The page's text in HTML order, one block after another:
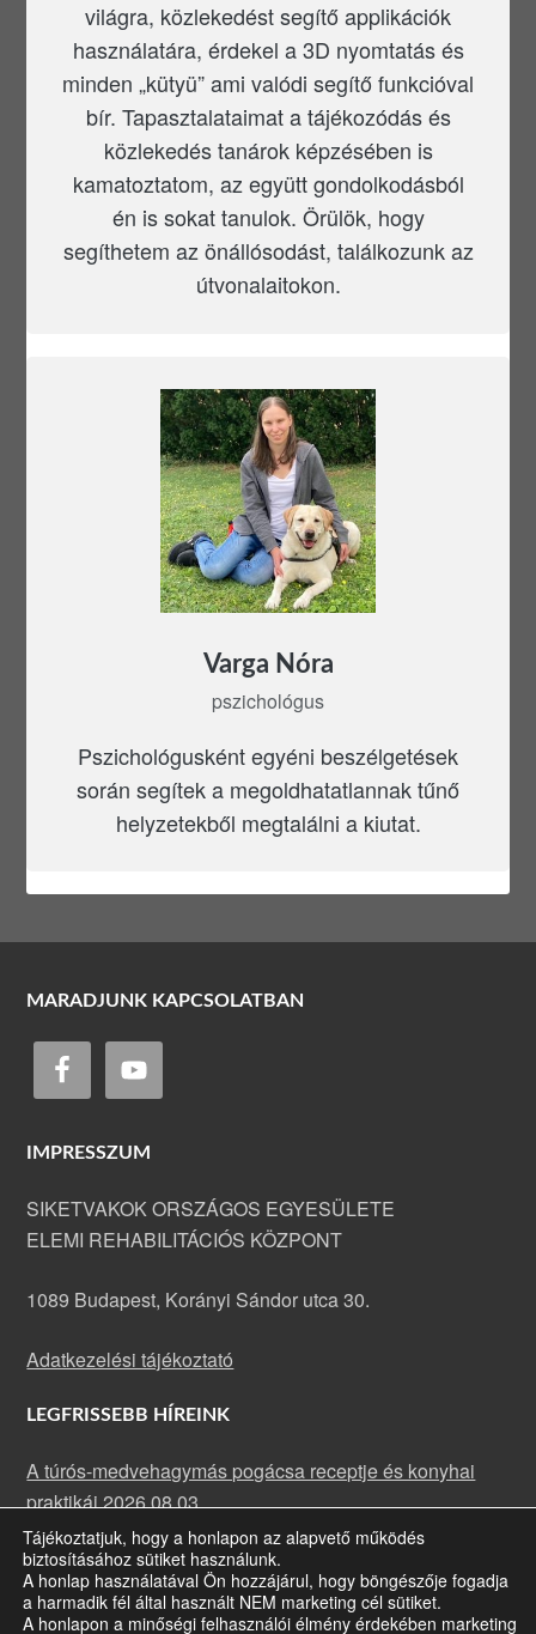
világra, közlekedést segítő applikációk
használatára, érdekel a 3D nyomtatás és
minden „kütyü” ami valódi segítő funkcióval
bír. Tapasztalataimat a tájékozódás és
közlekedés tanárok képzésében is
kamatoztatom, az együtt gondolkodásból
én is sokat tanulok. Örülök, hogy
segíthetem az önállósodást, találkozunk az
útvonalaitokon.
Varga Nóra
pszichológus
Pszichológusként egyéni beszélgetések
során segítek a megoldhatatlannak tűnő
helyzetekből megtalálni a kiutat.
MARADJUNK KAPCSOLATBAN
IMPRESSZUM
SIKETVAKOK ORSZÁGOS EGYESÜLETE
ELEMI REHABILITÁCIÓS KÖZPONT
1089 Budapest, Korányi Sándor utca 30.
Adatkezelési tájékoztató
LEGFRISSEBB HÍREINK
A túrós-medvehagymás pogácsa receptje és konyhai
praktikái2026.08.03.
A rakott karfiol receptje és konyhai praktikái2026.07.13.
Májusi rehabilitációs klub: fókuszban a szemünk
egészsége2026.07.09.
Tájékoztatjuk, hogy a honlapon az alapvető működés
biztosításához sütiket használunk.
A honlap használatával Ön hozzájárul, hogy böngészője fogadja
a harmadik fél által használt NEM marketing cél sütiket.
A honlapon a minőségi felhasználói élmény érdekében marketing